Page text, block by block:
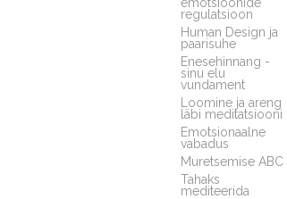
regulatsioon
Human Design ja
paarisuhe
Enesehinnang -
sinu elu
vundament
Loomine ja areng
läbi meditatsiooni
Emotsionaalne
vabadus
Muretsemise ABC
Tahaks
mediteerida